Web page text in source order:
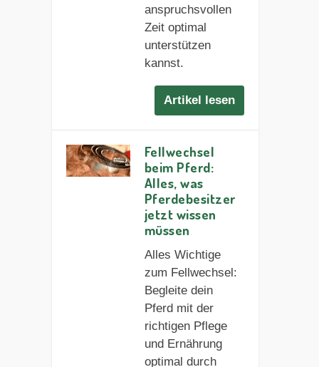
anspruchsvollen
Zeit optimal
unterstützen
kannst.
Artikel lesen
Fellwechsel
beim Pferd:
Alles, was
Pferdebesitzer
jetzt wissen
müssen
Alles Wichtige
zum Fellwechsel:
Begleite dein
Pferd mit der
richtigen Pflege
und Ernährung
optimal durch